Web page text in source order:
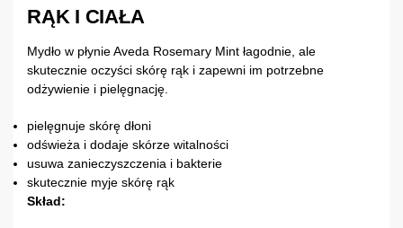
RĄK I CIAŁA
Mydło w płynie Aveda Rosemary Mint łagodnie, ale
skutecznie oczyści skórę rąk i zapewni im potrzebne
odżywienie i pielęgnację.
pielęgnuje skórę dłoni
odświeża i dodaje skórze witalności
usuwa zanieczyszczenia i bakterie
skutecznie myje skórę rąk
Skład: